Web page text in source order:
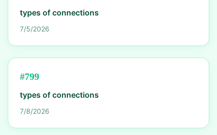
types of connections
7/5/2026
#799
types of connections
7/8/2026